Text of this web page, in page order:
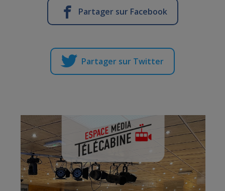
Partager sur Facebook
Partager sur Twitter